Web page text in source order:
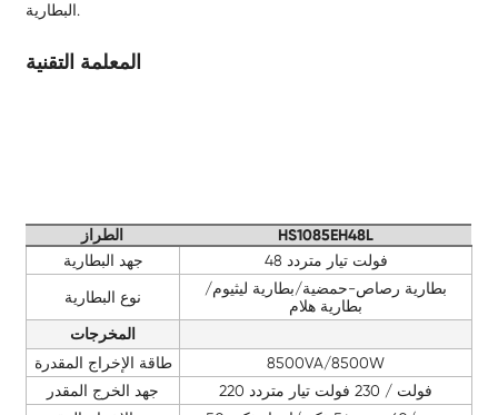
البطارية.
المعلمة التقنية
الطراز HS1085EH48L
جهد البطارية 48 فولت تيار متردد
نوع البطارية
بطارية رصاص-حمضية/بطارية ليثيوم/
بطارية هلام
المخرجات
طاقة الإخراج المقدرة
8500VA/8500W
جهد الخرج المقدر
220 فولت / 230 فولت تيار متردد